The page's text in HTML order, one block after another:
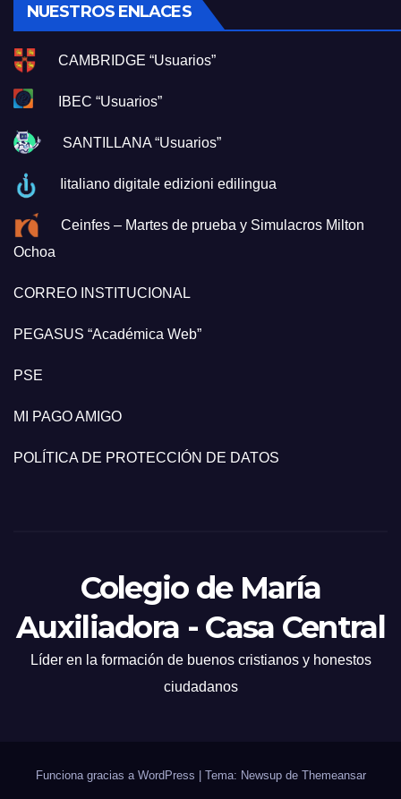
NUESTROS ENLACES
CAMBRIDGE “Usuarios”
IBEC “Usuarios”
SANTILLANA “Usuarios”
Iitaliano digitale edizioni edilingua
Ceinfes – Martes de prueba y Simulacros Milton
Ochoa
CORREO INSTITUCIONAL
PEGASUS “Académica Web”
PSE
MI PAGO AMIGO
POLÍTICA DE PROTECCIÓN DE DATOS
Colegio de María
Auxiliadora - Casa Central
Líder en la formación de buenos cristianos y honestos
ciudadanos
Funciona gracias a WordPress | Tema: Newsup de Themeansar